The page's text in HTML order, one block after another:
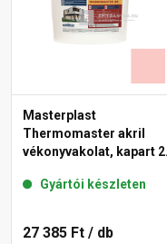
Masterplast
Thermomaster akril
vékonyvakolat, kapart 2
Gyártói készleten
27 385 Ft / db